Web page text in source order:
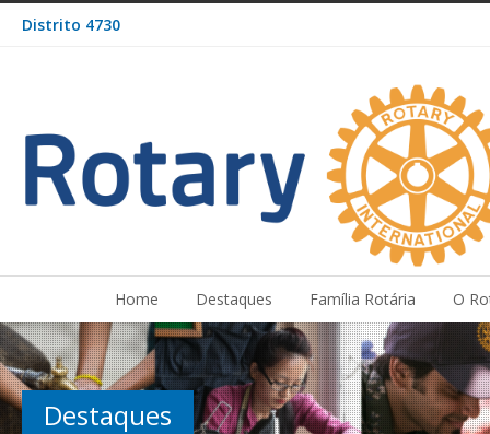
Distrito 4730
Home Destaques Família Rotária O
Destaques